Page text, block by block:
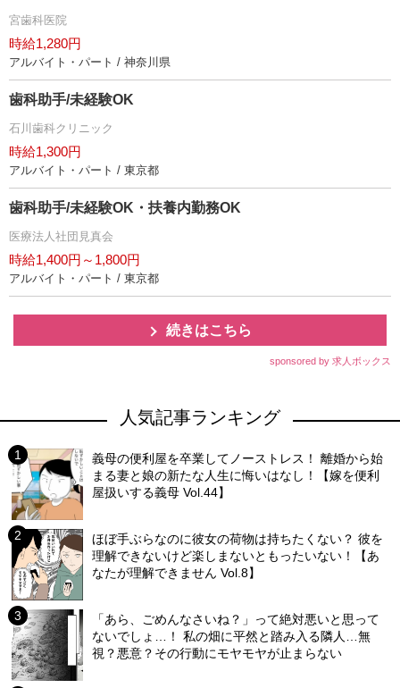
宮歯科医院
時給1,280円
アルバイト・パート / 神奈川県
歯科助手/未経験OK
石川歯科クリニック
時給1,300円
アルバイト・パート / 東京都
歯科助手/未経験OK・扶養内勤務OK
医療法人社団見真会
時給1,400円～1,800円
アルバイト・パート / 東京都
続きはこちら
sponsored by 求人ボックス
人気記事ランキング
義母の便利屋を卒業してノーストレス！ 離婚から始
まる妻と娘の新たな人生に悔いはなし！【嫁を便利
屋扱いする義母 Vol.44】
ほぼ手ぶらなのに彼女の荷物は持ちたくない？ 彼を
理解できないけど楽しまないともったいない！【あ
なたが理解できません Vol.8】
「あら、ごめんなさいね？」って絶対悪いと思って
ないでしょ…！ 私の畑に平然と踏み入る隣人…無
視？悪意？その行動にモヤモヤが止まらない